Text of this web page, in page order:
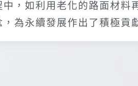
，如利用老化的路面材料
為永續發展作出了積極貢